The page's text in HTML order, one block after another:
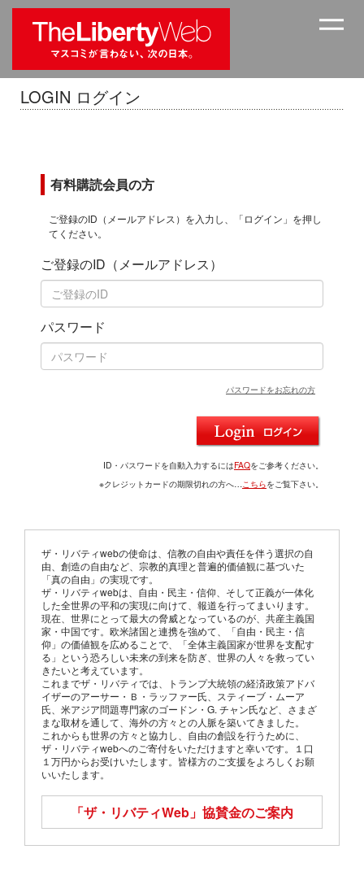
LOGIN ログイン
有料購読会員の方
ご登録のID（メールアドレス）を入力し、「ログイン」を押し
てください。
ご登録のID（メールアドレス）
パスワード
パスワードをお忘れの方
ID・パスワードを自動入力するにはFAQをご参考ください。
※クレジットカードの期限切れの方へ…こちらをご覧下さい。
ザ・リバティwebの使命は、信教の自由や責任を伴う選択の自
由、創造の自由など、宗教的真理と普遍的価値観に基づいた
「真の自由」の実現です。
ザ・リバティwebは、自由・民主・信仰、そして正義が一体化
した全世界の平和の実現に向けて、報道を行ってまいります。
現在、世界にとって最大の脅威となっているのが、共産主義国
家・中国です。欧米諸国と連携を強めて、「自由・民主・信
仰」の価値観を広めることで、「全体主義国家が世界を支配す
る」という恐ろしい未来の到来を防ぎ、世界の人々を救ってい
きたいと考えています。
これまでザ・リバティでは、トランプ大統領の経済政策アドバ
イザーのアーサー・Ｂ・ラッファー氏、スティーブ・ムーア
氏、米アジア問題専門家のゴードン・G. チャン氏など、さまざ
まな取材を通して、海外の方々との人脈を築いてきました。
これからも世界の方々と協力し、自由の創設を行うために、
ザ・リバティwebへのご寄付をいただけますと幸いです。１口
１万円からお受けいたします。皆様方のご支援をよろしくお願
いいたします。
「ザ・リバティWeb」 協賛金のご案内